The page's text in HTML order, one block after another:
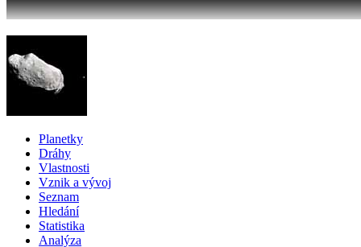
Planetky
Dráhy
Vlastnosti
Vznik a vývoj
Seznam
Hledání
Statistika
Analýza